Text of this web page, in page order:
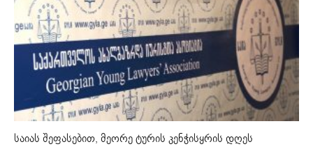
საიას შეფასებით, მეორე ტურის კენჭისყრის დღეს